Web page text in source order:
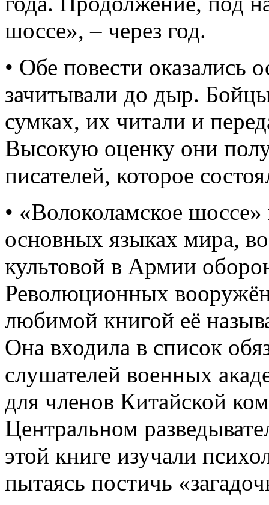
шоссе», – через год.
• Обе повести оказались
зачитывали до дыр.
сумках, их читали и
Высокую оценку они
писателей, которое
• «Волоколамское
основных языках мира,
культовой в Армии
Революционных
любимой книгой её
Она входила в список
слушателей военных
для членов Китайской
Центральном
этой книге изучали
пытаясь постичь